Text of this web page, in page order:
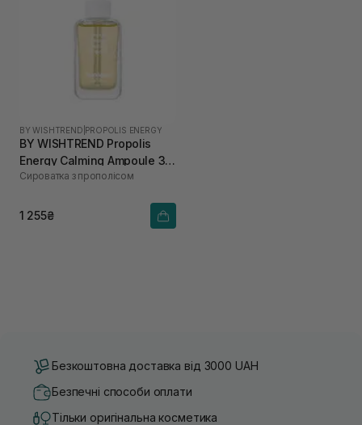
BY WISHTREND PROPOLIS ENERGY
BY WISHTREND Propolis
Energy Calming Ampoule 30
мл
Сироватка з прополісом
1 255₴
Безкоштовна доставка від 3000 UAH
Безпечні способи оплати
Тільки оригінальна косметика